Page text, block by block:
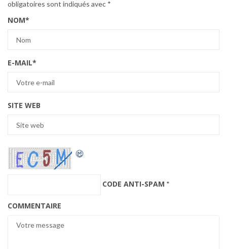
obligatoires sont indiqués avec *
NOM*
E-MAIL*
SITE WEB
CODE ANTI-SPAM *
COMMENTAIRE